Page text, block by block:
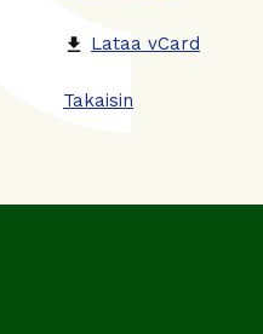
file_download Lataa vCard
Takaisin